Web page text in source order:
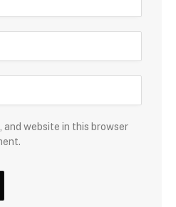
and website in this browser